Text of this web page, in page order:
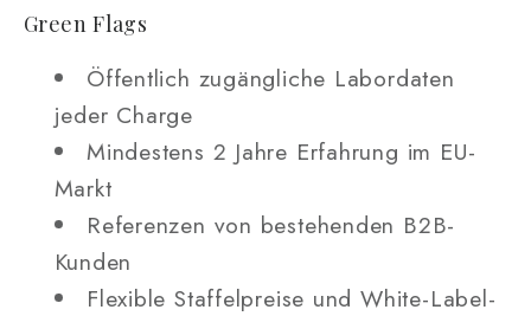
Green Flags
Öffentlich zugängliche Labordaten
jeder Charge
Mindestens 2 Jahre Erfahrung im EU-
Markt
Referenzen von bestehenden B2B-
Kunden
Flexible Staffelpreise und White-Label-